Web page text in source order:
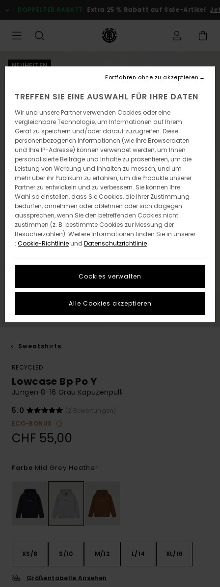
zur
Produktinformation
DOPPELTER RABATT Extra 25 % Rabatt auf Sale-Artikel
NEUHEITEN
Sweatshirts
RECYCLED
Lowcase Bp Po Y
Jungen 8-16 Grau Kapuzenpulli
5.0
(2 Bewertungen)
ECO-BONUS
CHF 55,00
Farbe Mid Grey Heather
XS/8 S/10 M/12 L/14 XL/16
Größentabelle Ansehen
TREFFEN SIE EINE AUSWAHL FÜR IHRE DATEN
Wir und unsere Partner verwenden Cookies oder eine
vergleichbare Technologie, um Informationen auf Ihrem
Gerät zu speichern und/oder darauf zuzugreifen. Diese
personenbezogenen Informationen (wie Ihre Browserdaten
und Ihre IP-Adresse) können verwendet werden, um Ihnen
personalisierte Beiträge und Inhalte zu präsentieren, um die
Leistung von Werbung und Inhalten zu messen, und um
mehr über ihr Publikum zu erfahren, um die Produkte unserer
Partner zu entwickeln und zu verbessern. Sie können Ihre
Wahl so einstellen, dass Sie Cookies, die Ihrer Zustimmung
bedürfen, annehmen oder ablehnen oder sich dagegen
aussprechen, wenn Sie den betreffenden Cookies nicht
zustimmen (z. B. bestimmte Cookies zur Messung der
Besucherzahlen). Weitere Informationen finden Sie in unserer
: Cookie-Richtlinieund Datenschutzrichtlinie
Cookies verwalten
Fortfahren ohne zu akzeptieren
Alle Cookies akzeptieren